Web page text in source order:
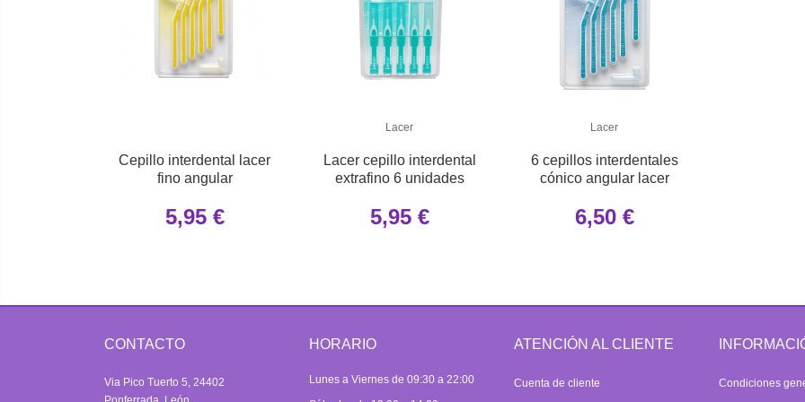
Cepillo interdental lacer
fino angular
5,95 €
Lacer
Lacer cepillo interdental
extrafino 6 unidades
5,95 €
Lacer
6 cepillos interdentales
cónico angular lacer
6,50 €
CONTACTO
Via Pico Tuerto 5, 24402
HORARIO
Lunes a Viernes de 09:30 a 22:00
ATENCIÓN AL CLIENTE
Cuenta de cliente Condiciones